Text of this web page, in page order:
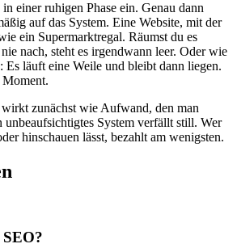
einer ruhigen Phase ein. Genau dann
auf das System. Eine Website, mit der
ein Supermarktregal. Räumst du es
nach, steht es irgendwann leer. Oder wie
Es läuft eine Weile und bleibt dann liegen.
zunächst wie Aufwand, den man
unbeaufsichtigtes System verfällt still. Wer
hinschauen lässt, bezahlt am wenigsten.